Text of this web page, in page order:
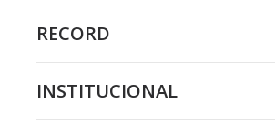
RECORD
INSTITUCIONAL